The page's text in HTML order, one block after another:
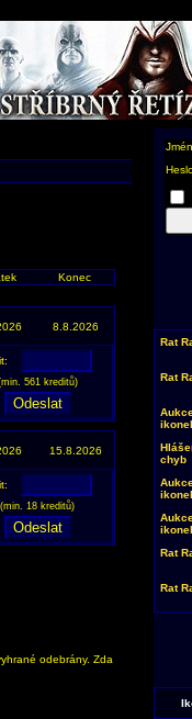
Konec
8.8.2026
561 kreditů)
15.8.2026
(min. 18 kreditů)
odebrány. Zda
Rat
Rat
chyb
Rat
Rat